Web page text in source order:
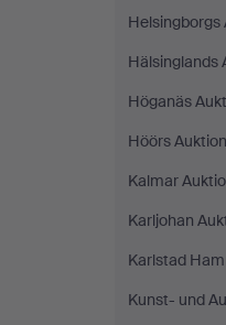
Hälsinglands
Höganäs
Höörs
Kalmar
Karljohan
Karlstad
Kunst- und